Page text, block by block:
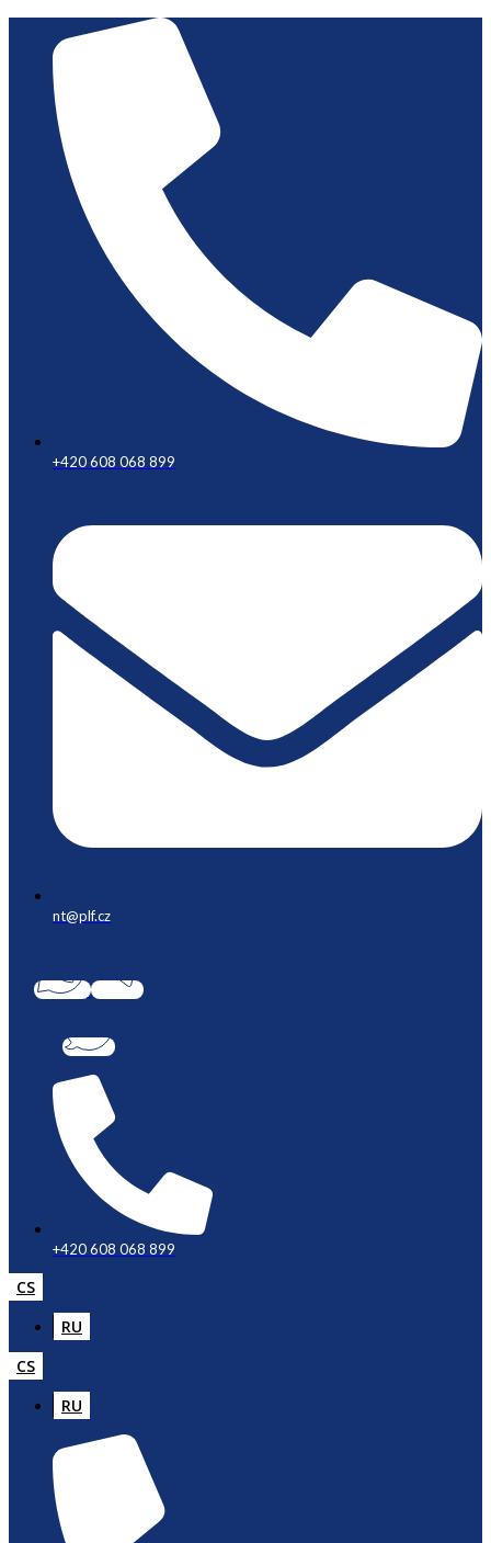
+420 608 068 899
nt@plf.cz
+420 608 068 899
CS
RU
CS
RU